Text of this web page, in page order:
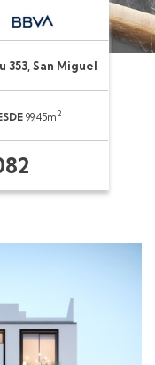
353, San Miguel
99.45m2